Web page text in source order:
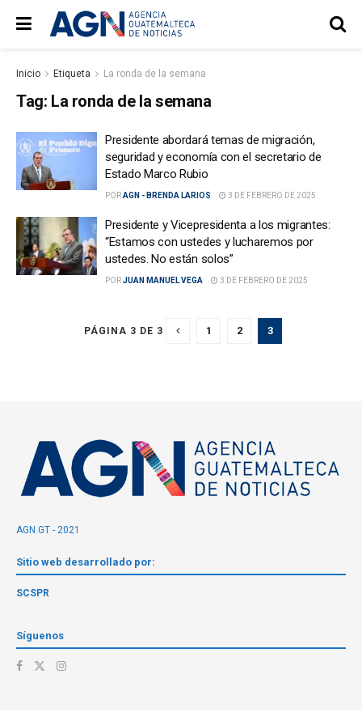
Inicio Etiqueta La ronda de la semana
Tag: La ronda de la semana
Presidente abordará temas de migración,
seguridad y economía con el secretario de
Estado Marco Rubio
PORAGN - BRENDA LARIOS 3 DE FEBRERO DE 2025
Presidente y Vicepresidenta a los migrantes:
“Estamos con ustedes y lucharemos por
ustedes. No están solos”
PORJUAN MANUEL VEGA 3 DE FEBRERO DE 2025
PÁGINA 3 DE 3 1 2 3
AGN.GT - 2021
Sitio web desarrollado por:
SCSPR
Síguenos